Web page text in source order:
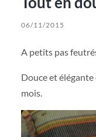
06/11/2015
A petits pas
Douce et
mois.